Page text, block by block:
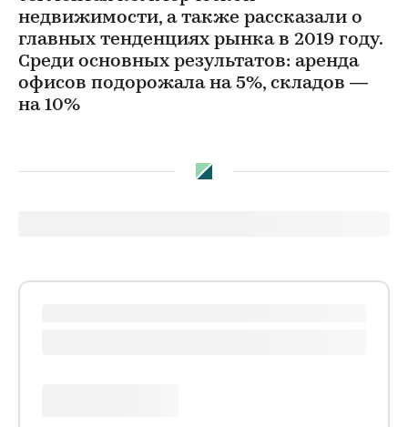
недвижимости, а также рассказали о
главных тенденциях рынка в 2019 году.
Среди основных результатов: аренда
офисов подорожала на 5%, складов —
на 10%